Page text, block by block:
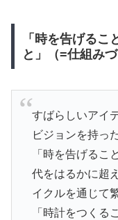
「時を告げるこ
と」（=仕組みづ
すばらしいアイ
ビジョンを持っ
「時を告げるこ
代をはるかに超
イクルを通じて
「時計をつくる